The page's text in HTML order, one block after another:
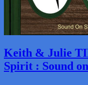
Keith & Julie
Spirit : Sound